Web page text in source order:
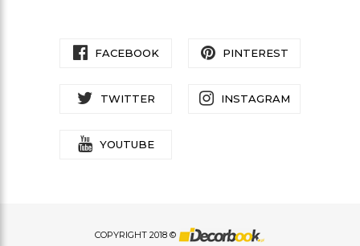
FACEBOOK PINTEREST
TWITTER INSTAGRAM
YOUTUBE
COPYRIGHT 2018 ©